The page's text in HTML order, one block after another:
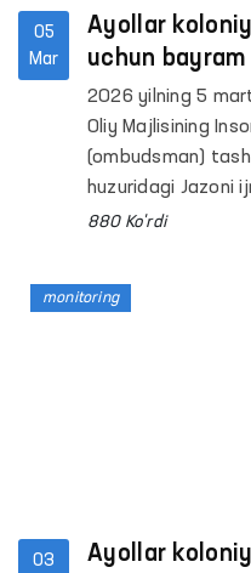
son tarbiya
joylashgan
bo‘lmagan
markaziga,
saqlash uchun
monitoring
05
Mar
Ayollar
uchun
2026 yilning 5
Oliy Majlisining
(ombudsman)
huzuridagi Jazoni
O‘zbekiston
etish koloniyasida
880 Ko'rdi
03
Ayollar
monitoring